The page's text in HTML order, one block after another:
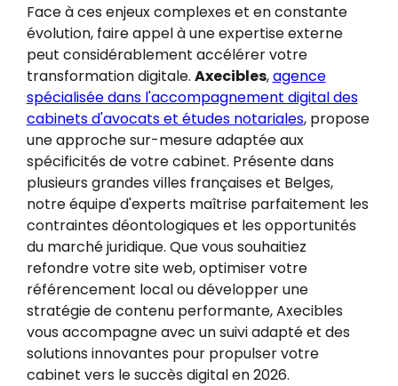
Face à ces enjeux complexes et en constante
évolution, faire appel à une expertise externe
peut considérablement accélérer votre
transformation digitale. Axecibles,agence
spécialisée dans l'accompagnement digital des
cabinets d'avocats et études notariales, propose
une approche sur-mesure adaptée aux
spécificités de votre cabinet. Présente dans
plusieurs grandes villes françaises et Belges,
notre équipe d'experts maîtrise parfaitement les
contraintes déontologiques et les opportunités
du marché juridique. Que vous souhaitiez
refondre votre site web, optimiser votre
référencement local ou développer une
stratégie de contenu performante, Axecibles
vous accompagne avec un suivi adapté et des
solutions innovantes pour propulser votre
cabinet vers le succès digital en 2026.